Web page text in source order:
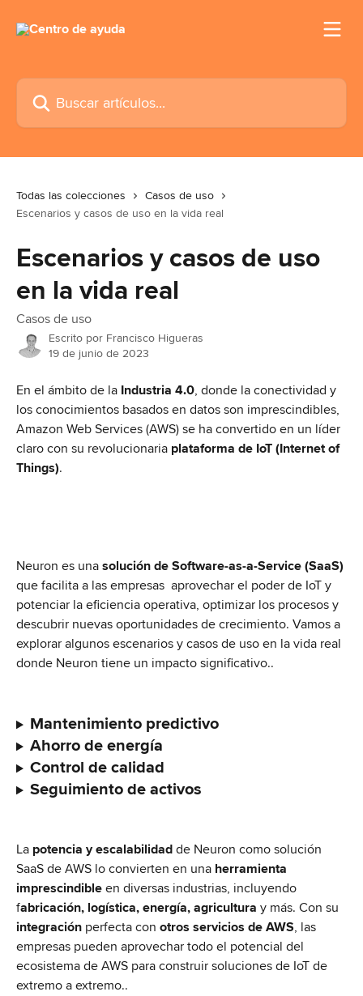
Buscar artículos...
Todas las colecciones
Casos de uso
Escenarios y casos de uso en la vida real
Escenarios y casos de uso
en la vida real
Casos de uso
Escrito por Francisco Higueras
19 de junio de 2023
En el ámbito de la Industria 4.0, donde la conectividad y
los conocimientos basados en datos son imprescindibles,
Amazon Web Services (AWS) se ha convertido en un líder
claro con su revolucionaria plataforma de IoT (Internet of
Things).
Neuron es una solución de Software-as-a-Service (SaaS)
que facilita a las empresas  aprovechar el poder de IoT y
potenciar la eficiencia operativa, optimizar los procesos y
descubrir nuevas oportunidades de crecimiento. Vamos a
explorar algunos escenarios y casos de uso en la vida real
donde Neuron tiene un impacto significativo..
Mantenimiento predictivo
Ahorro de energía
Control de calidad
Seguimiento de activos
La potencia y escalabilidad de Neuron como solución
SaaS de AWS lo convierten en una herramienta
imprescindible en diversas industrias, incluyendo
fabricación, logística, energía, agricultura y más. Con su
integración perfecta con otros servicios de AWS, las
empresas pueden aprovechar todo el potencial del
ecosistema de AWS para construir soluciones de IoT de
extremo a extremo..